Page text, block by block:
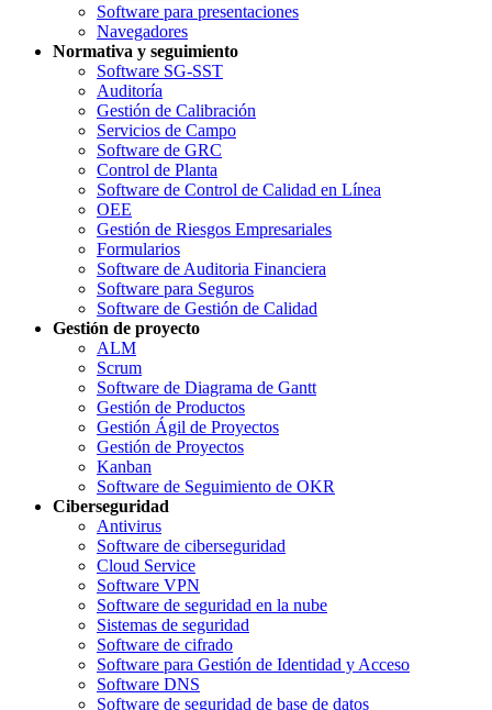
Software para presentaciones
Navegadores
Normativa y seguimiento
Software SG-SST
Auditoría
Gestión de Calibración
Servicios de Campo
Software de GRC
Control de Planta
Software de Control de Calidad en Línea
OEE
Gestión de Riesgos Empresariales
Formularios
Software de Auditoria Financiera
Software para Seguros
Software de Gestión de Calidad
Gestión de proyecto
ALM
Scrum
Software de Diagrama de Gantt
Gestión de Productos
Gestión Ágil de Proyectos
Gestión de Proyectos
Kanban
Software de Seguimiento de OKR
Ciberseguridad
Antivirus
Software de ciberseguridad
Cloud Service
Software VPN
Software de seguridad en la nube
Sistemas de seguridad
Software de cifrado
Software para Gestión de Identidad y Acceso
Software DNS
Software de seguridad de base de datos